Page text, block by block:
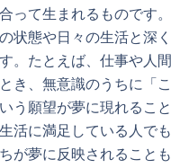
って生まれるものです
状態や日々の生活と深
。たとえば、仕事や人
き、無意識のうちに「
う願望が夢に現れるこ
活に満足している人で
が夢に反映されること